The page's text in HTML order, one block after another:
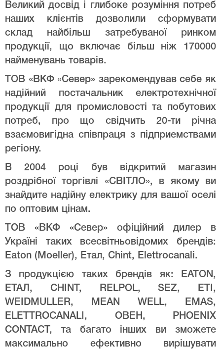
Великий досвід і глибоке розуміння потреб
наших клієнтів дозволили сформувати
склад найбільш затребуваної ринком
продукції, що включає більш ніж 170000
найменувань товарів.
ТОВ «ВКФ «Север» зарекомендував себе як
надійний постачальник електротехнічної
продукції для промисловості та побутових
потреб, про що свідчить 20-ти річна
взаємовигідна співпраця з підприемствами
регіону.
В 2004 році був відкритий магазин
роздрібної торгівлі «СВІТЛО», в якому ви
знайдите надійну електрику для вашої оселі
по оптовим цінам.
ТОВ «ВКФ «Север» офіційний дилер в
Україні таких всесвітньовідомих брендів:
Eaton (Moeller), Етал, Chint, Elettrocanali.
З продукцією таких брендів як: EATON,
ЕТАЛ, CHINT, RELPOL, SEZ, ETI,
WEIDMULLER, MEAN WELL, EMAS,
ELETTROCANALI, ОВЕН, PHOENIX
CONTACT, та багато інших ви зможете
максимально ефективно вирішувати